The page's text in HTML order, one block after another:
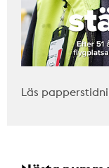
Läs